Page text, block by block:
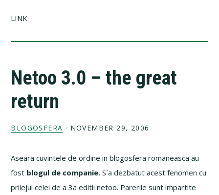
LINK
Netoo 3.0 – the great
return
BLOGOSFERA · NOVEMBER 29, 2006
Aseara cuvintele de ordine in blogosfera romaneasca au
fost blogul de companie. S`a dezbatut acest fenomen cu
prilejul celei de a 3a editii netoo. Parerile sunt impartite